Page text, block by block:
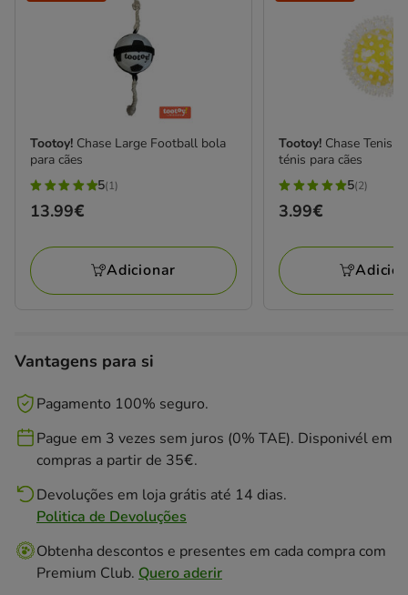
Tootoy! Chase Large Football bola
para cães
5
estrelas
1
avaliações
5(1)
Preço
13.99€
Adicionar
Tootoy! Chase Tenis
ténis para cães
5
estrelas
2
avaliações
5(2)
Preço
3.99€
Vantagens para si
Pagamento 100% seguro.
Pague em 3 vezes sem juros (0% TAE). Disponivél em
compras a partir de 35€.
Devoluções em loja grátis até 14 dias.
Politica de Devoluções
Obtenha descontos e presentes em cada compra com
Premium Club. Quero aderir